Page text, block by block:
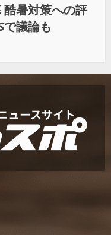
暑対策への評
議論も